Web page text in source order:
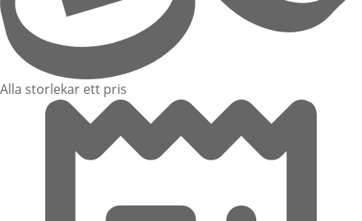
Alla storlekar ett pris